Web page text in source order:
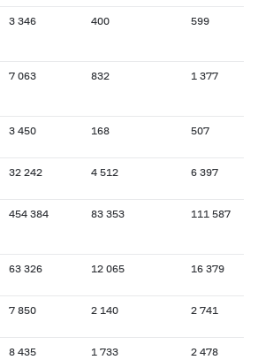
3 346 400 599
7 063 832 1 377
3 450 168 507
32 242 4 512 6 397
454 384 83 353 111 587
63 326 12 065 16 379
7 850 2 140 2 741
8 435 1 733 2 478